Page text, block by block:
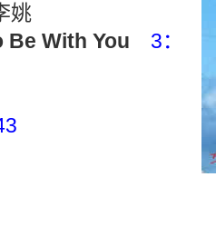
姚
Be With You
3：